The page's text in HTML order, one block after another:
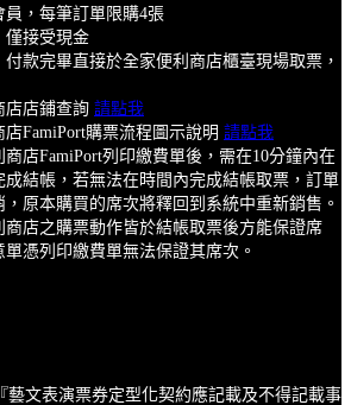
員，每筆訂單限購4張
僅接受現金
付款完畢直接於全家便利商店櫃臺現場取票，
店店鋪查詢 請點我
FamiPort購票流程圖示說明 請點我
商店FamiPort列印繳費單後，需在10分鐘內在
成結帳，若無法在時間內完成結帳取票，訂單
，原本購買的席次將釋回到系統中重新銷售。
商店之購票動作皆於結帳取票後方能保證席
單憑列印繳費單無法保證其席次。
藝文表演票券定型化契約應記載及不得記載事